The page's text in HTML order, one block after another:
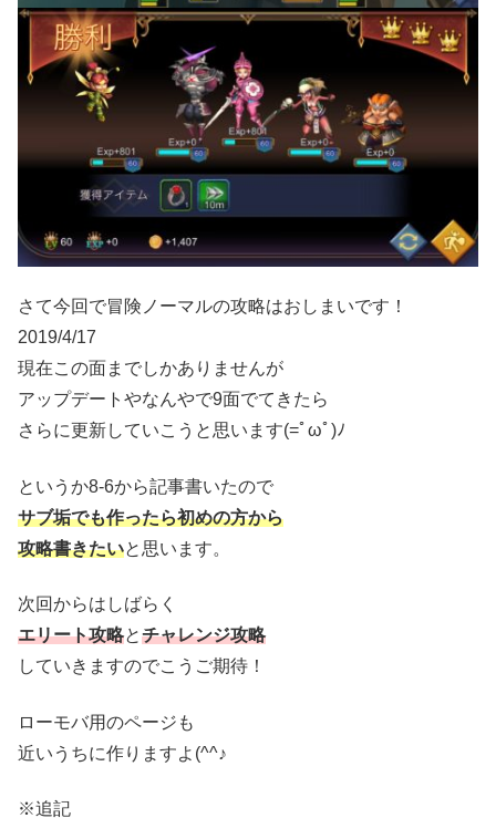
さて今回で冒険ノーマルの攻略はおしまいです！
2019/4/17
現在この面までしかありませんが
アップデートやなんやで9面でてきたら
さらに更新していこうと思います(=ﾟωﾟ)ﾉ
というか8-6から記事書いたので
サブ垢でも作ったら初めの方から
攻略書きたいと思います。
次回からはしばらく
エリート攻略とチャレンジ攻略
していきますのでこうご期待！
ローモバ用のページも
近いうちに作りますよ(^^♪
※追記